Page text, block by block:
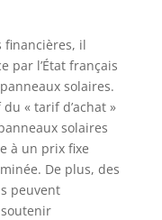
financières, il
par l’État français
solaires.
« tarif d’achat »
solaires
à un prix fixe
De plus, des
peuvent